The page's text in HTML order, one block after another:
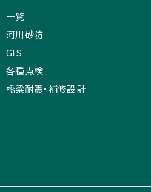
一覧
河川砂防
GIS
各種点検
橋梁耐震・補修設計